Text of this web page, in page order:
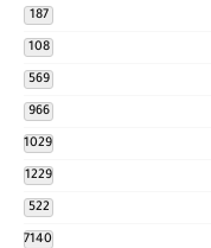
187
108
569
966
1029
1229
522
7140